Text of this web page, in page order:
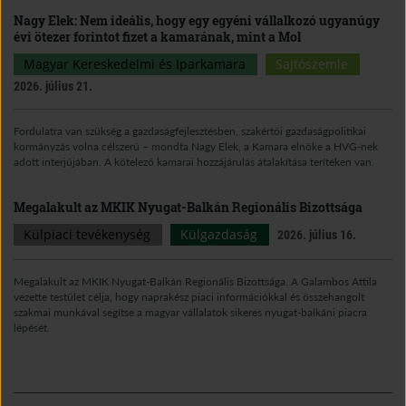
Nagy Elek: Nem ideális, hogy egy egyéni vállalkozó ugyanúgy
évi ötezer forintot fizet a kamarának, mint a Mol
Magyar Kereskedelmi és Iparkamara
Sajtószemle
2026. július 21.
Fordulatra van szükség a gazdaságfejlesztésben, szakértői gazdaságpolitikai
kormányzás volna célszerű – mondta Nagy Elek, a Kamara elnöke a HVG-nek
adott interjújában. A kötelező kamarai hozzájárulás átalakítása terítéken van.
Megalakult az MKIK Nyugat-Balkán Regionális Bizottsága
Külpiaci tevékenység
Külgazdaság 2026. július 16.
Megalakult az MKIK Nyugat-Balkán Regionális Bizottsága. A Galambos Attila
vezette testület célja, hogy naprakész piaci információkkal és összehangolt
szakmai munkával segítse a magyar vállalatok sikeres nyugat-balkáni piacra
lépését.